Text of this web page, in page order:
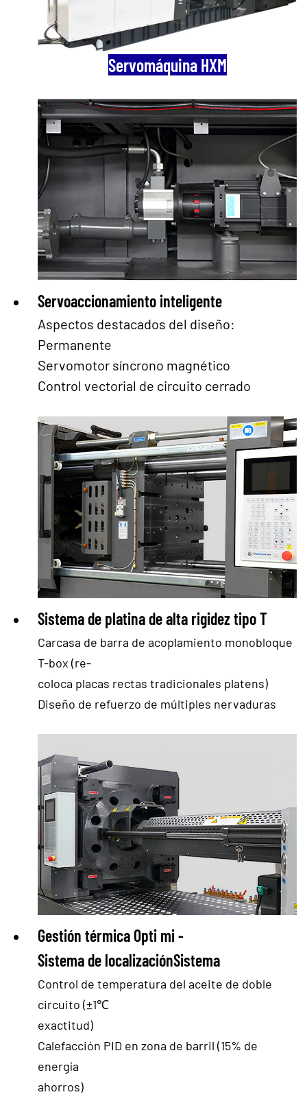
Servomáquina HXM
Servoaccionamiento inteligente
Aspectos destacados del diseño:
Permanente
Servomotor síncrono magnético
Control vectorial de circuito cerrado
Sistema de platina de alta rigidez tipo T
Carcasa de barra de acoplamiento monobloque
T-box (re-
coloca placas rectas tradicionales platens)
Diseño de refuerzo de múltiples nervaduras
Gestión térmica Opti mi-
Sistema de localizaciónSistema
Control de temperatura del aceite de doble
circuito (±1℃
exactitud)
Calefacción PID en zona de barril (15% de
energía
ahorros)